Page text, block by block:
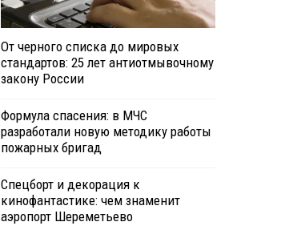
От черного списка до мировых
стандартов: 25 лет антиотмывочному
закону России
Формула спасения: в МЧС
разработали новую методику работы
пожарных бригад
Спецборт и декорация к
кинофантастике: чем знаменит
аэропорт Шереметьево